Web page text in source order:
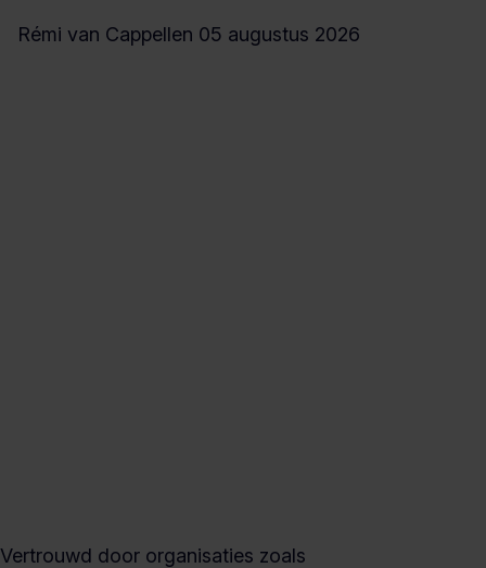
Rémi van Cappellen 05 augustus 2026
Vertrouwd door organisaties zoals